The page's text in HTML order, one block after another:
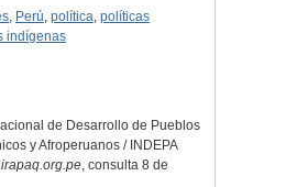
, Perú, política, políticas
indígenas
de Desarrollo de Pueblos
y Afroperuanos / INDEPA
, consulta 8 de